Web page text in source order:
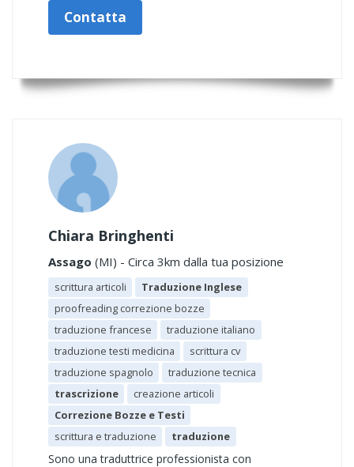
Contatta
Chiara Bringhenti
Assago (MI) - Circa 3km dalla tua posizione
scrittura articoli
Traduzione Inglese
proofreading correzione bozze
traduzione francese
traduzione italiano
traduzione testi medicina
scrittura cv
traduzione spagnolo
traduzione tecnica
trascrizione
creazione articoli
Correzione Bozze e Testi
scrittura e traduzione
traduzione
Sono una traduttrice professionista con